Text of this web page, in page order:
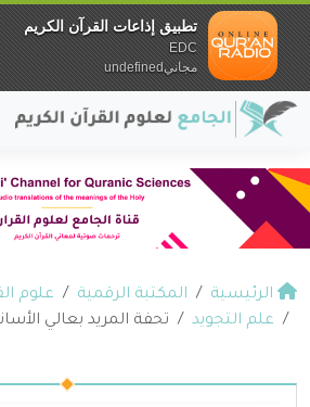
الرئيسية المكتبة الرقمية
علوم
علم التجويد
تحفة المريد بعالي
تطبيق إذاعات القرآن الكريم
EDC
مجانيundefined